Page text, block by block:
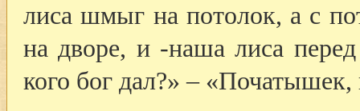
лиса шмыг на потолок, а с
на дворе, и -наша лиса
кого бог дал?» –